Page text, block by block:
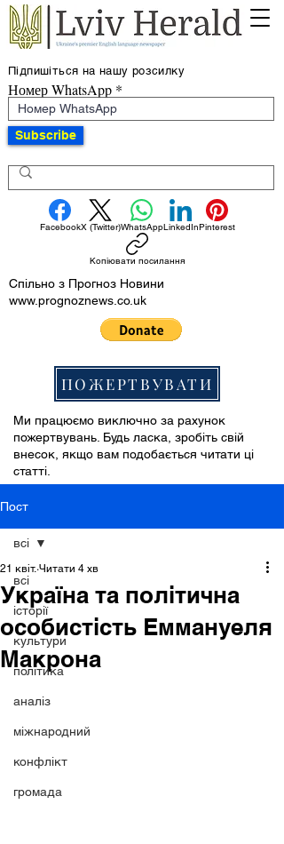
Підпишіться на нашу розсилку
Номер WhatsApp
Subscribe
FacebookX (Twitter)WhatsAppLinkedInPinterest
Копіювати посилання
Спільно з Прогноз Новини
www.prognoznews.co.uk
ПОЖЕРТВУВАТИ
Ми працюємо виключно за рахунок
пожертвувань. Будь ласка, зробіть свій
внесок, якщо вам подобається читати ці
статті.
Пост
всі
історії
культури
політика
аналіз
міжнародний
конфлікт
громада
всі
Україна та політична
особистість Еммануеля
Макрона
21 квіт. Читати 4 хв